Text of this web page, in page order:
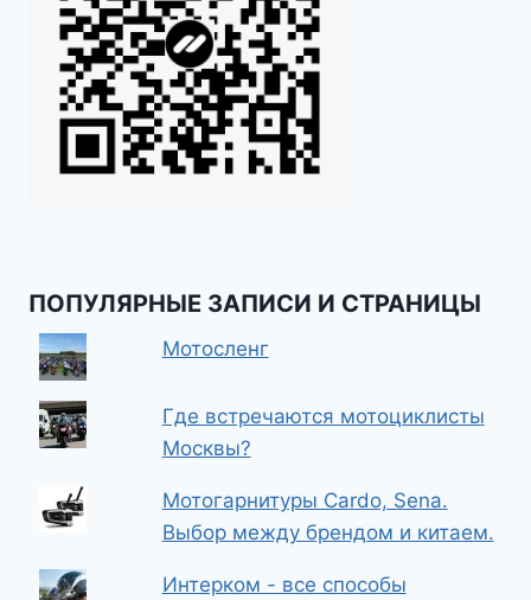
ПОПУЛЯРНЫЕ ЗАПИСИ И СТРАНИЦЫ
Мотосленг
Где встречаются мотоциклисты
Москвы?
Мотогарнитуры Cardo, Sena.
Выбор между брендом и китаем.
Интерком - все способы